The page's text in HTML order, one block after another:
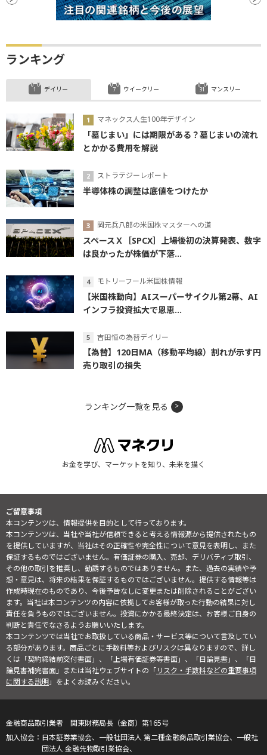
ランキング
デイリー
マネックス人生100年デザイン
「墓じまい」には期限がある？墓じまいの流れ
とかかる費用を解説
ストラテジーレポート
半導体株の調整は底値をつけたか
岡元兵八郎の米国株マスターへの道
スペースＸ［SPCX］上場後初の決算発表、数字
は良かったが株価が下落...
モトリーフール米国株情報
【米国株動向】AIスーパーサイクル第2幕、AI
インフラ投資拡大で恩恵...
吉田恒の為替デイリー
【為替】120日MA（移動平均線）割れが示す円
売り取引の損失
ウイークリー マンスリー
ランキング一覧を見る
お金を学び、マーケットを知り、未来を描く
ご留意事項
本コンテンツは、情報提供を目的として行っております。
本コンテンツは、当社や当社が信頼できると考える情報源から提供されたもの
を提供していますが、当社はその正確性や完全性について意見を表明し、また
保証するものではございません。有価証券の購入、売却、デリバティブ取引、
その他の取引を推奨し、勧誘するものではありません。また、過去の実績や予
想・意見は、将来の結果を保証するものではございません。提供する情報等は
作成時現在のものであり、今後予告なしに変更または削除されることがござい
ます。当社は本コンテンツの内容に依拠してお客様が取った行動の結果に対し
責任を負うものではございません。投資にかかる最終決定は、お客様ご自身の
判断と責任でなさるようお願いいたします。
本コンテンツでは当社でお取扱している商品・サービス等について言及してい
る部分があります。商品ごとに手数料等およびリスクは異なりますので、詳し
くは「契約締結前交付書面」、「上場有価証券等書面」、「目論見書」、「目
論見書補完書面」または当社ウェブサイトの「リスク・手数料などの重要事項
に関する説明」をよくお読みください。
金融商品取引業者 関東財務局長（金商）第165号
日本証券業協会、一般社団法人 第二種金融商品取引業協会、一般社
団法人 金融先物取引業協会、